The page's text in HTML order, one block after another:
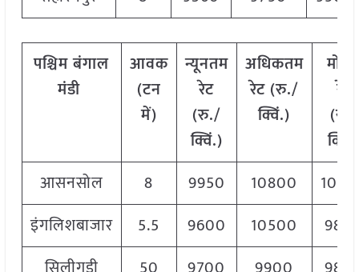
पश्चिमबंगाल
मंडी
आवक
(टन
में)
न्यूनतम
रेट
(रु./
क्विं.)
अधिकतम
रेट (रु./
क्विं.)
रेट
(रु./
आसनसोल
8 9950 10800
इंगलिशबाजार
5.5 9600 10500